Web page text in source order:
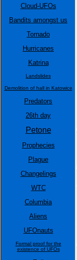
Cloud-UFOs
Bandits amongst us
Tornado
Hurricanes
Katrina
Landslides
Demolition of hall in Katowice
Predators
26th day
Petone
Prophecies
Plague
Changelings
WTC
Columbia
Aliens
UFOnauts
Formal proof for the
existence of UFOs